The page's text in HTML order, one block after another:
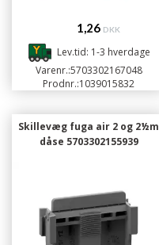
1,26 DKK
Lev.tid: 1-3 hverdage
Varenr.:5703302167048
Prodnr.:1039015832
Skillevæg fuga air 2 og 2½m
dåse 5703302155939